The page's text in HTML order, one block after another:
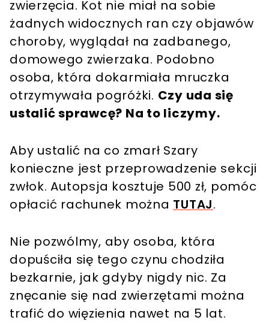
zwierzęcia. Kot nie miał na sobie
żadnych widocznych ran czy objawów
choroby, wyglądał na zadbanego,
domowego zwierzaka. Podobno
osoba, która dokarmiała mruczka
otrzymywała pogróżki. Czy uda się
ustalić sprawcę? Na to liczymy.
Aby ustalić na co zmarł Szary
konieczne jest przeprowadzenie sekcji
zwłok. Autopsja kosztuje 500 zł, pomóc
opłacić rachunek można TUTAJ.
Nie pozwólmy, aby osoba, która
dopuściła się tego czynu chodziła
bezkarnie, jak gdyby nigdy nic. Za
znęcanie się nad zwierzętami można
trafić do więzienia nawet na 5 lat.